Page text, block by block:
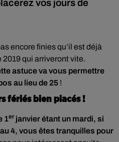
vos jours de
encore finies qu’il est déjà
qui arriveront vite.
astuce va vous permettre
au lieu de 25 !
fériés bien placés !
1erjanvier étant un mardi, si
4, vous êtes tranquilles pour